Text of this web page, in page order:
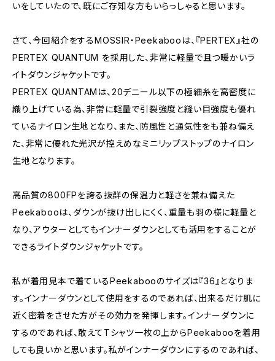
いをしていたので、既にご存知な方もいらっしゃると思います。
さて、今回紹介をするMOSSIR・Peekabooは、『PERTEX』社の
PERTEX QUANTUM を採用した、非常に軽量で且つ暖かいラ
イトダウンジャケットです。
PERTEX QUANTAMは、20デニール以下の極細糸を高密度に
織り上げている為、非常に軽量で引裂強度と縫い目強度も優れ
ているナイロン生地となり、また、防風性と通気性をも兼ね備え
た、非常に優れた光沢が控えめなミニリップストップのナイロン
生地となります。
高品質の800FPを誇る抜群の保温力と軽さを兼ね備えた
Peekabooは、ダウンが抜け出しにくく、重量も羽の様に軽量と
なり、アウターとしてもインナーダウンとしても活用をすることが
できるライトダウンジャケットです。
私が着用見本で着ているPeekabooのサイズは『36』となりま
す。インナーダウンとして使用をするのであれば、出来るだけ肌に
近く密着をさせた方がその効力を発揮します。インナーダウンに
するのであれば、敢えてTシャツ一枚の上からPeekabooを着用
しても良いかと思います。私がインナーダウンにするのであれば、